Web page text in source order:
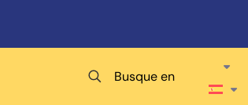
Busque en